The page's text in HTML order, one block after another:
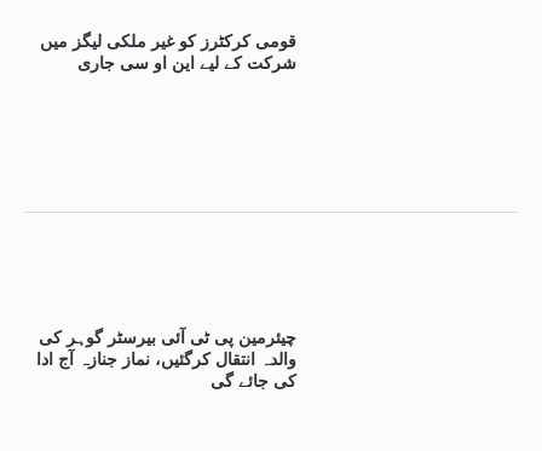
قومی کرکٹرز کو غیر ملکی لیگز میں
شرکت کے لیے این او سی جاری
چیئرمین پی ٹی آئی بیرسٹر گوہر کی
والدہ انتقال کرگئیں، نماز جنازہ آج ادا
کی جائے گی